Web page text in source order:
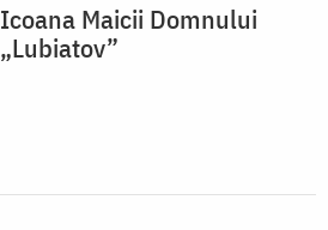
Icoana Maicii Domnului
„Lubiatov”